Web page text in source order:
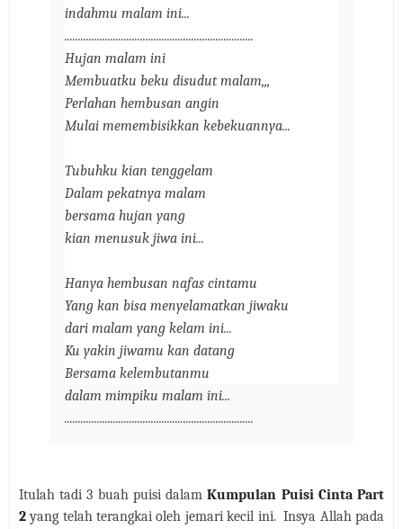
indahmu malam ini...
......................................................................
Hujan malam ini
Membuatku beku disudut malam,,,
Perlahan hembusan angin
Mulai memembisikkan kebekuannya...
Tubuhku kian tenggelam
Dalam pekatnya malam
bersama hujan yang
kian menusuk jiwa ini...
Hanya hembusan nafas cintamu
Yang kan bisa menyelamatkan jiwaku
dari malam yang kelam ini...
Ku yakin jiwamu kan datang
Bersama kelembutanmu
dalam mimpiku malam ini...
......................................................................
Itulah tadi 3 buah puisi dalamKumpulan Puisi Cinta Part
2yang telah terangkai oleh jemari kecil ini. Insya Allah pada